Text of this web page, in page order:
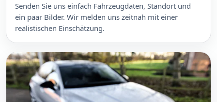
Senden Sie uns einfach Fahrzeugdaten, Standort und
ein paar Bilder. Wir melden uns zeitnah mit einer
realistischen Einschätzung.